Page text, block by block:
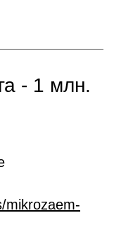
- 1 млн.
mikrozaem-